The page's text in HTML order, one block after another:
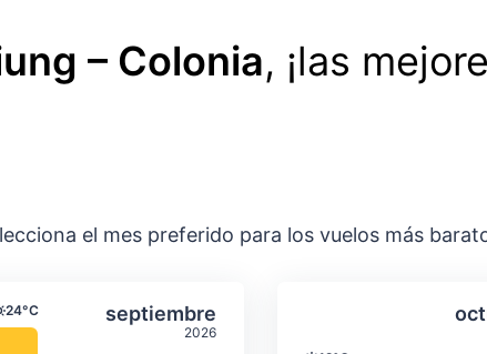
– Colonia, ¡las
el mes preferido para los vuelos más
media mensual
septiembre
2026
y precipitación media
24°C Seleccionar septiembreTemperatura